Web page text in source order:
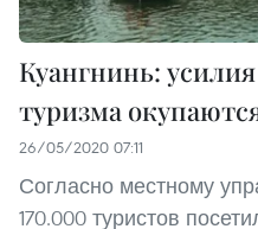
Куангнинь:
туризма
26/05/2020 07:11
Согласно местному
170.000 туристов